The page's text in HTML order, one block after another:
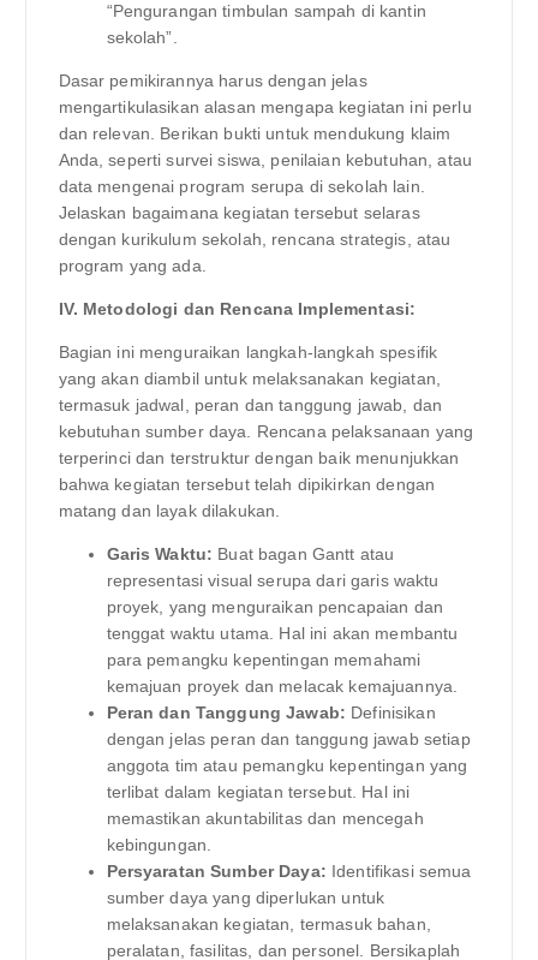
“Pengurangan timbulan sampah di kantin
sekolah”.
Dasar pemikirannya harus dengan jelas
mengartikulasikan alasan mengapa kegiatan ini perlu
dan relevan. Berikan bukti untuk mendukung klaim
Anda, seperti survei siswa, penilaian kebutuhan, atau
data mengenai program serupa di sekolah lain.
Jelaskan bagaimana kegiatan tersebut selaras
dengan kurikulum sekolah, rencana strategis, atau
program yang ada.
IV. Metodologi dan Rencana Implementasi:
Bagian ini menguraikan langkah-langkah spesifik
yang akan diambil untuk melaksanakan kegiatan,
termasuk jadwal, peran dan tanggung jawab, dan
kebutuhan sumber daya. Rencana pelaksanaan yang
terperinci dan terstruktur dengan baik menunjukkan
bahwa kegiatan tersebut telah dipikirkan dengan
matang dan layak dilakukan.
Garis Waktu: Buat bagan Gantt atau
representasi visual serupa dari garis waktu
proyek, yang menguraikan pencapaian dan
tenggat waktu utama. Hal ini akan membantu
para pemangku kepentingan memahami
kemajuan proyek dan melacak kemajuannya.
Peran dan Tanggung Jawab: Definisikan
dengan jelas peran dan tanggung jawab setiap
anggota tim atau pemangku kepentingan yang
terlibat dalam kegiatan tersebut. Hal ini
memastikan akuntabilitas dan mencegah
kebingungan.
Persyaratan Sumber Daya: Identifikasi semua
sumber daya yang diperlukan untuk
melaksanakan kegiatan, termasuk bahan,
peralatan, fasilitas, dan personel. Bersikaplah